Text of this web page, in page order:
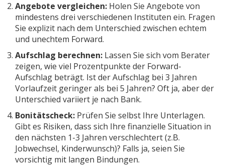
Angebote vergleichen: Holen Sie Angebote von
mindestens drei verschiedenen Instituten ein. Fragen
Sie explizit nach dem Unterschied zwischen echtem
und unechtem Forward.
Aufschlag berechnen: Lassen Sie sich vom Berater
zeigen, wie viel Prozentpunkte der Forward-
Aufschlag beträgt. Ist der Aufschlag bei 3 Jahren
Vorlaufzeit geringer als bei 5 Jahren? Oft ja, aber der
Unterschied variiert je nach Bank.
Bonitätscheck: Prüfen Sie selbst Ihre Unterlagen.
Gibt es Risiken, dass sich Ihre finanzielle Situation in
den nächsten 1-3 Jahren verschlechtert (z.B.
Jobwechsel, Kinderwunsch)? Falls ja, seien Sie
vorsichtig mit langen Bindungen.